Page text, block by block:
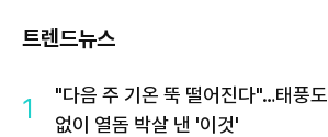
트렌드뉴스
1
"다음 주 기온 뚝 떨어진다"…태풍도
없이 열돔 박살 낸 '이것'